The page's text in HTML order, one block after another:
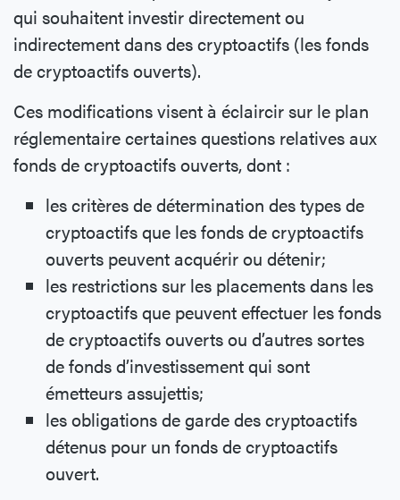
qui souhaitent investir directement ou
indirectement dans des cryptoactifs (les fonds
de cryptoactifs ouverts).
Ces modifications visent à éclaircir sur le plan
réglementaire certaines questions relatives aux
fonds de cryptoactifs ouverts, dont :
les critères de détermination des types de
cryptoactifs que les fonds de cryptoactifs
ouverts peuvent acquérir ou détenir;
les restrictions sur les placements dans les
cryptoactifs que peuvent effectuer les fonds
de cryptoactifs ouverts ou d’autres sortes
de fonds d’investissement qui sont
émetteurs assujettis;
les obligations de garde des cryptoactifs
détenus pour un fonds de cryptoactifs
ouvert.